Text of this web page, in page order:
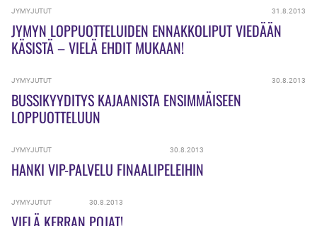
JYMYJUTUT 31.8.2013
JYMYN LOPPUOTTELUIDEN ENNAKKOLIPUT VIEDÄÄN
KÄSISTÄ – VIELÄ EHDIT MUKAAN!
JYMYJUTUT 30.8.2013
BUSSIKYYDITYS KAJAANISTA ENSIMMÄISEEN
LOPPUOTTELUUN
JYMYJUTUT 30.8.2013
HANKI VIP-PALVELU FINAALIPELEIHIN
JYMYJUTUT 30.8.2013
VIELÄ KERRAN POJAT!